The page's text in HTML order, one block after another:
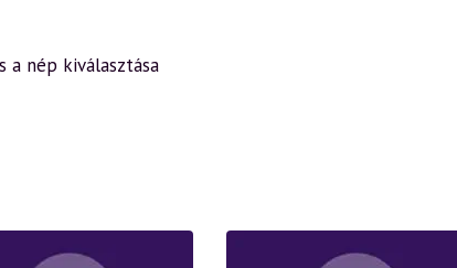
a nép kiválasztása